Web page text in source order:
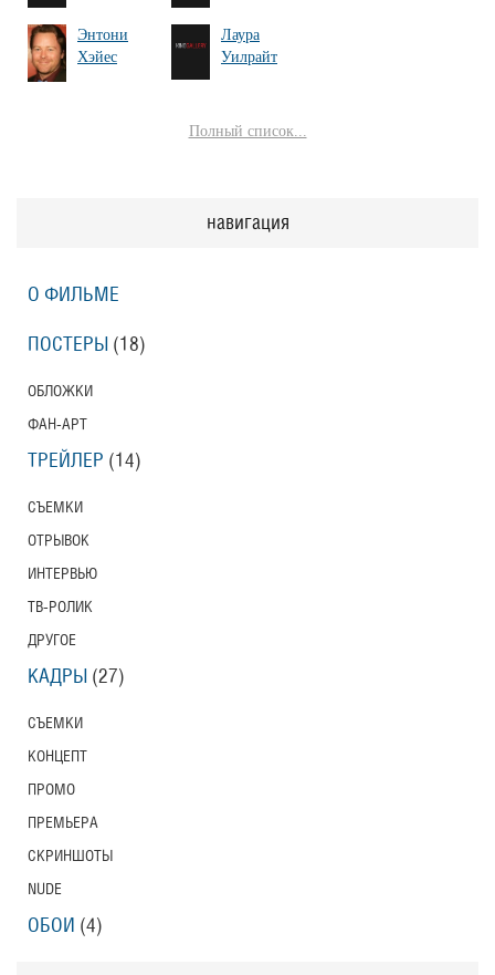
Энтони
Хэйес
Лаура
Уилрайт
Полный список...
навигация
О ФИЛЬМЕ
ПОСТЕРЫ (18)
ОБЛОЖКИ
ФАН-АРТ
ТРЕЙЛЕР (14)
СЪЕМКИ
ОТРЫВОК
ИНТЕРВЬЮ
ТВ-РОЛИК
ДРУГОЕ
КАДРЫ (27)
СЪЕМКИ
КОНЦЕПТ
ПРОМО
ПРЕМЬЕРА
СКРИНШОТЫ
NUDE
ОБОИ (4)